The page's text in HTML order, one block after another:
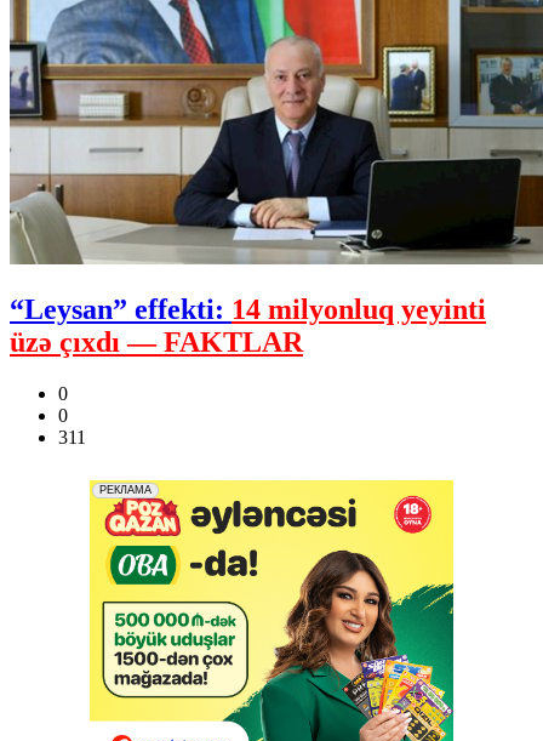
“Leysan” effekti: 14 milyonluq yeyinti
üzə çıxdı — FAKTLAR
0
0
311